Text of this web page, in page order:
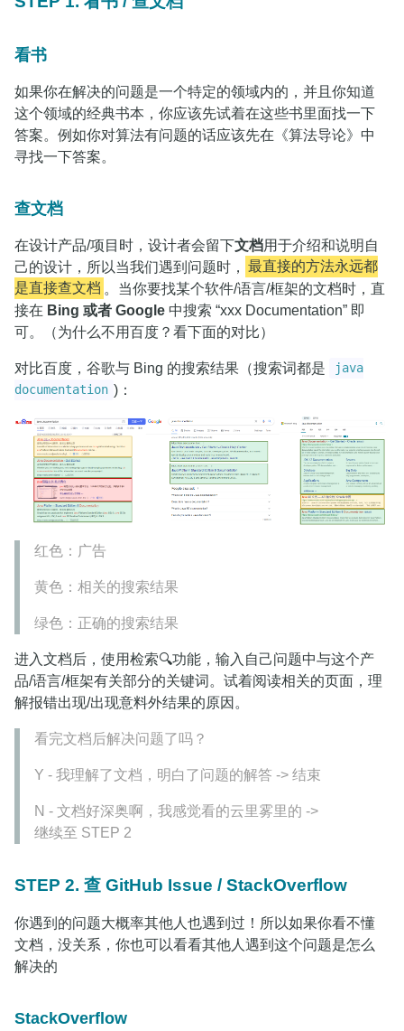
看书
如果你在解决的问题是一个特定的领域内的，并且你知道
这个领域的经典书本，你应该先试着在这些书里面找一下
答案。例如你对算法有问题的话应该先在《算法导论》中
寻找一下答案。
查文档
在设计产品/项目时，设计者会留下文档用于介绍和说明自
己的设计，所以当我们遇到问题时， 最直接的方法永远都
是直接查文档 。当你要找某个软件/语言/框架的文档时，直
接在 Bing 或者 Google 中搜索 “xxx Documentation” 即
可。（为什么不用百度？看下面的对比）
对比百度，谷歌与 Bing 的搜索结果（搜索词都是
java
documentation )：
红色：广告
黄色：相关的搜索结果
绿色：正确的搜索结果
进入文档后，使用检索🔍功能，输入自己问题中与这个产
品/语言/框架有关部分的关键词。试着阅读相关的页面，理
解报错出现/出现意料外结果的原因。
看完文档后解决问题了吗？
Y - 我理解了文档，明白了问题的解答 -> 结束
N - 文档好深奥啊，我感觉看的云里雾里的 ->
继续至 STEP 2
STEP 2. 查 GitHub Issue / StackOverflow
你遇到的问题大概率其他人也遇到过！所以如果你看不懂
文档，没关系，你也可以看看其他人遇到这个问题是怎么
解决的
StackOverflow